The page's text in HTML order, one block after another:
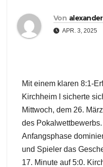
Von
APR. 3, 2025
Mit einem klaren 8:1-
Kirchheim I sicherte
Mittwoch, dem 26.
des
Anfangsphase
und Spieler das
17. Minute auf 5:0.